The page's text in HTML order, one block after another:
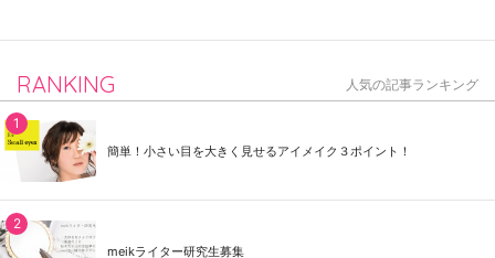
RANKING 人気の記事ランキング
簡単！小さい目を大きく見せるアイメイク３ポイント！
meikライター研究生募集